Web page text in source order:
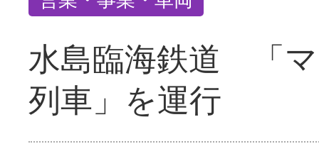
水島臨海鉄道 「
列車」を運行